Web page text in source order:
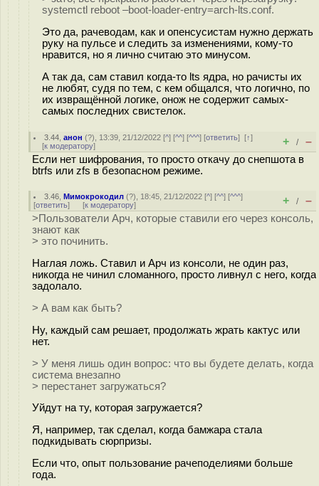
systemctl reboot –boot-loader-entry=arch-lts.conf.
Это да, рачеводам, как и опенсусистам нужно держать
руку на пульсе и следить за изменениями, кому-то
нравится, но я лично считаю это минусом.
А так да, сам ставил когда-то lts ядра, но рачисты их
не любят, судя по тем, с кем общался, что логично, по
их извращённой логике, онож не содержит самых-
самых последних свистелок.
3.44 ,анон (?), 13:39, 21/12/2022 [^] [^^] [^^^] [ответить][↑]
[к модератору] + / –
Если нет шифрования, то просто откачу до снепшота в
btrfs или zfs в безопасном режиме.
3.46 ,Мимокрокодил (?), 18:45, 21/12/2022 [^] [^^] [^^^]
[ответить] [к модератору] + / –
>Пользователи Арч, которые ставили его через консоль,
знают как
> это починить.
Наглая ложь. Ставил и Арч из консоли, не один раз,
никогда не чинил сломанного, просто ливнул с него, когда
задолало.
> А вам как быть?
Ну, каждый сам решает, продолжать жрать кактус или
нет.
> У меня лишь один вопрос: что вы будете делать, когда
система внезапно
> перестанет загружаться?
Уйдут на ту, которая загружается?
Я, например, так сделал, когда бамжара стала
подкидывать сюрпризы.
Если что, опыт пользование рачеподелиями больше
года.